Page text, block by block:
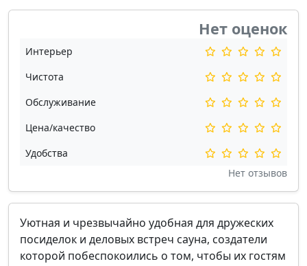
Нет оценок
Интерьер
Чистота
Обслуживание
Цена/качество
Удобства
Нет отзывов
Уютная и чрезвычайно удобная для дружеских
посиделок и деловых встреч сауна, создатели
которой побеспокоились о том, чтобы их гостям